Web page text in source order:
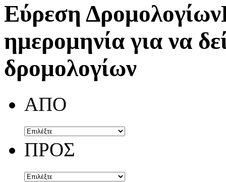
Εύρεση Δρομολογίων
ημερομηνία για να
δρομολογίων
ΑΠΟ
ΠΡΟΣ